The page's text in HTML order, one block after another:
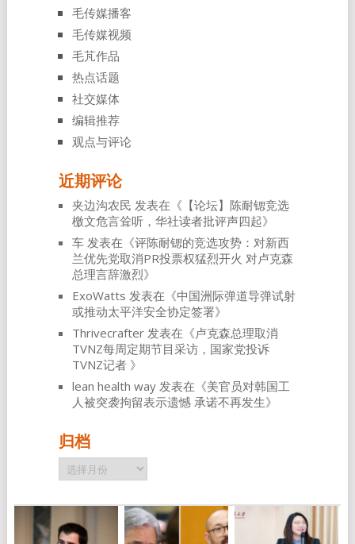
毛传媒播客
毛传媒视频
毛芃作品
热点话题
社交媒体
编辑推荐
观点与评论
近期评论
夹边沟农民 发表在《 【论坛】陈耐锶竞选
檄文危言耸听，华社读者批评声四起》
车发表在《评陈耐锶的竞选攻势：对新西
兰优先党取消PR投票权猛烈开火 对卢克森
总理言辞激烈》
ExoWatts 发表在《中国洲际弹道导弹试射
或推动太平洋安全协定签署》
Thrivecrafter发表在《卢克森总理取消
TVNZ每周定期节目采访，国家党投诉
TVNZ记者 》
lean health way发表在《美官员对韩国工
人被突袭拘留表示遗憾 承诺不再发生》
归档
归
档